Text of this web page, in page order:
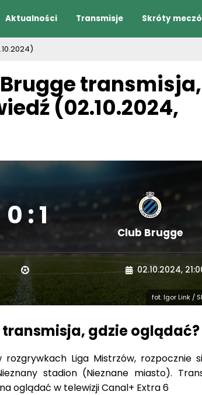
Aktualności Transmisje Skróty
transmisja,
(02.10.2024,
0 : 1
Club Brugge
02.10.2024,
fot. Igor Link /
gdzie oglądać?
Liga Mistrzów, rozpocznie
stadion (Nieznane miasto).
oglądać w telewizji Canal+ Extra 6